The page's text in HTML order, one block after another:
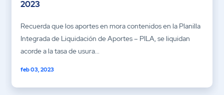
2023
Recuerda que los aportes en mora contenidos en la Planilla
Integrada de Liquidación de Aportes – PILA, se liquidan
acorde a la tasa de usura...
feb 03, 2023